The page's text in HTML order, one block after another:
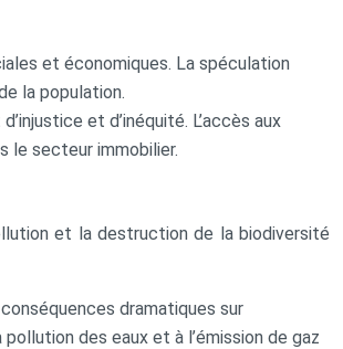
et économiques. La spéculation
la population.
et d’inéquité. L’accès aux
le secteur immobilier.
et la destruction de la biodiversité
dramatiques sur
des eaux et à l’émission de gaz